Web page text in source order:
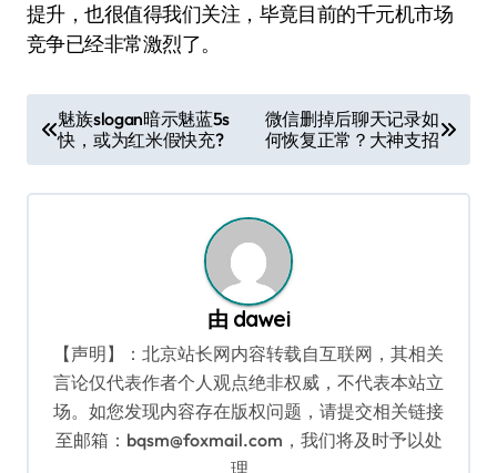
提升，也很值得我们关注，毕竟目前的千元机市场
竞争已经非常激烈了。
章
导
魅族slogan暗示魅蓝5s
快，或为红米假快充?
微信删掉后聊天记录如
何恢复正常？大神支招
由 dawei
【声明】：北京站长网内容转载自互联网，其相关
言论仅代表作者个人观点绝非权威，不代表本站立
场。如您发现内容存在版权问题，请提交相关链接
至邮箱：bqsm@foxmail.com，我们将及时予以处
理。